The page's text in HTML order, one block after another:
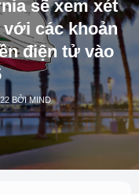
sẽ xem xét
với các khoản
điện tử vào
BỞI MIND